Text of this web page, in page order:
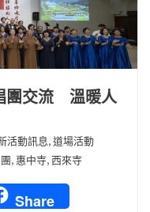
團交流 溫暖人
活動訊息,道場活動
, 惠中寺,西來寺
Share